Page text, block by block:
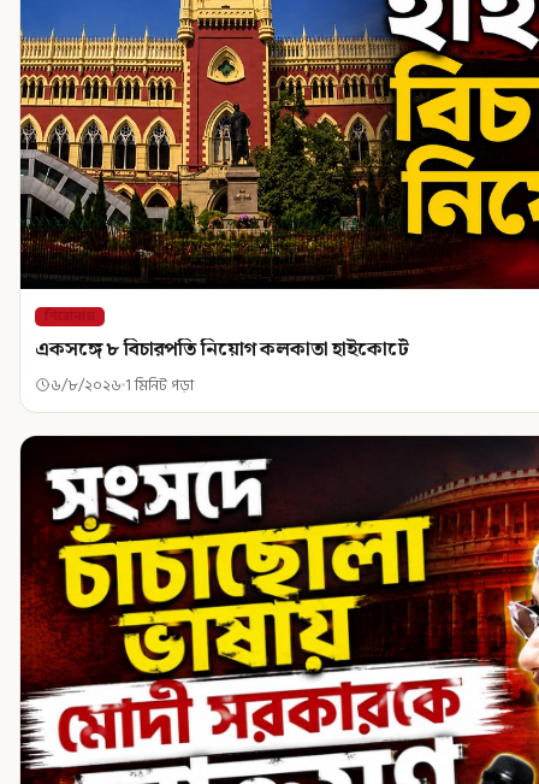
শিরোনাম
একসঙ্গে ৮ বিচারপতি নিয়োগ কলকাতা হাইকোর্টে
৬/৮/২০২৬ 1 মিনিট পড়া